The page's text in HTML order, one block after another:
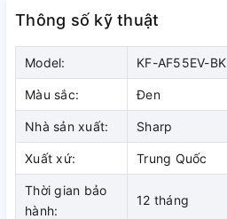
Thông số kỹ thuật
Model: KF-AF55EV-BK
Màu sắc: Đen
Nhà sản xuất: Sharp
Xuất xứ: Trung Quốc
Thời gian bảo
hành:
12 tháng